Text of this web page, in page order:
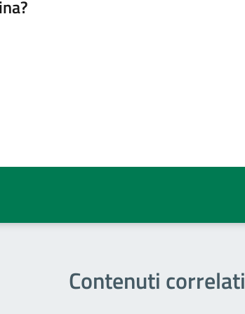
5 stelle su 5
4 stelle su 5
3 stelle su 5
2 stelle su 5
Contenuti correlati